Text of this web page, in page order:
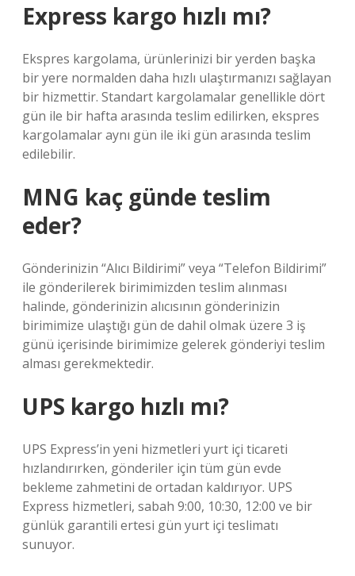
Express kargo hızlı mı?
Ekspres kargolama, ürünlerinizi bir yerden başka
bir yere normalden daha hızlı ulaştırmanızı sağlayan
bir hizmettir. Standart kargolamalar genellikle dört
gün ile bir hafta arasında teslim edilirken, ekspres
kargolamalar aynı gün ile iki gün arasında teslim
edilebilir.
MNG kaç günde teslim
eder?
Gönderinizin “Alıcı Bildirimi” veya “Telefon Bildirimi”
ile gönderilerek birimimizden teslim alınması
halinde, gönderinizin alıcısının gönderinizin
birimimize ulaştığı gün de dahil olmak üzere 3 iş
günü içerisinde birimimize gelerek gönderiyi teslim
alması gerekmektedir.
UPS kargo hızlı mı?
UPS Express’in yeni hizmetleri yurt içi ticareti
hızlandırırken, gönderiler için tüm gün evde
bekleme zahmetini de ortadan kaldırıyor. UPS
Express hizmetleri, sabah 9:00, 10:30, 12:00 ve bir
günlük garantili ertesi gün yurt içi teslimatı
sunuyor.